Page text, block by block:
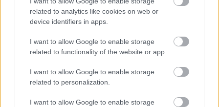
related to analytics like cookies on web or
device identifiers in apps.
I want to allow Google to enable storage
related to functionality of the website or app.
I want to allow Google to enable storage
related to personalization.
I want to allow Google to enable storage
Lakisääteinen kirjanpito
Liiketoiminnan kehittämispalvelut (esim.
Maksatuspalvelut
Myyntilaskuihin liittyvät palvelut
Ostolaskuihin liittyvät palvelut
Palkkahallinnon palvelut
Sisäinen laskenta